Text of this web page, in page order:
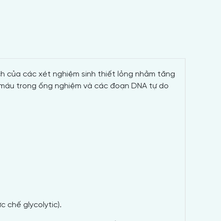
của các xét nghiệm sinh thiết lỏng nhằm tăng
trong ống nghiệm và các đoạn DNA tự do
chế glycolytic).